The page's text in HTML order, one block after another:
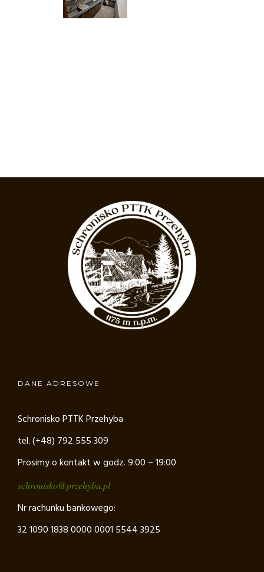
DANE ADRESOWE
Schronisko PTTK Przehyba
tel. (+48) 792 555 309
Prosimy o kontakt w godz. 9:00 – 19:00
schronisko@przehyba.pl
Nr rachunku bankowego:
32 1090 1838 0000 0001 5544 3925